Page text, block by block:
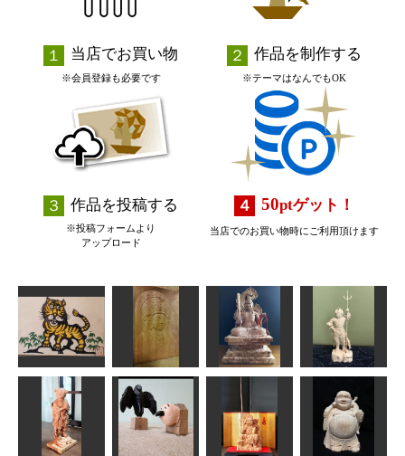
当店でお買い物
※会員登録も必要です
作品を制作する
※テーマはなんでもOK
作品を投稿する
※投稿フォームより
アップロード
50ptゲット！
当店でのお買い物時にご利用頂けます
年賀状「寅」2
道刃物★所蔵参考
作品
聖観音レリー
フ
はごろも
不動明王坐像
エヌ
因達羅大将
みっちゃん